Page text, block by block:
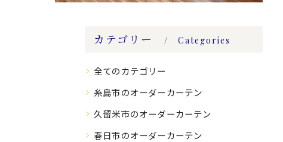
カテゴリー Categories
全てのカテゴリー
糸島市のオーダーカーテン
久留米市のオーダーカーテン
春日市のオーダーカーテン